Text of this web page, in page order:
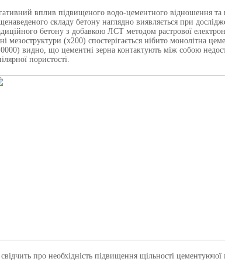
вплив підвищеного водо-цементного відношення та
складу бетону наглядно виявляється при
бетону з добавкою ЛСТ методом растрової
мезоструктури (х200) спостерігається нібито монолітна
видно, що цементні зерна контактують між собою
пористості.
про необхідність підвищення щільності цементуючої